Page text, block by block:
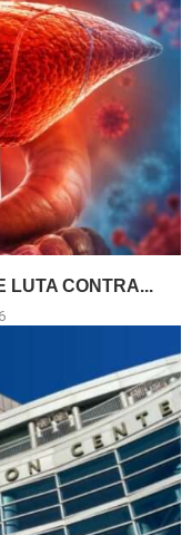
LUTA CONTRA...